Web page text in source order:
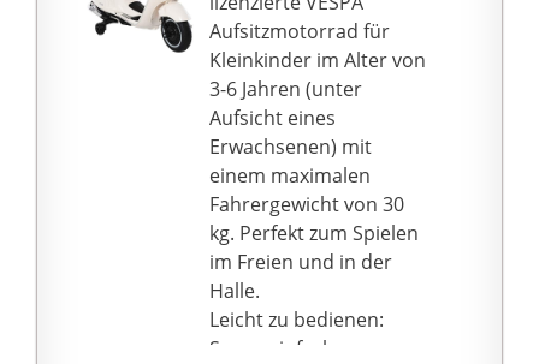
verschleißfest wie die
üblichen Gummireifen,
aber Reifenpannen
gehören der
Vergangenheit an!
Details. Er hat eine
ergonomische
Sitzfläche, einen kleinen
Wendekreis, eine
Anhängerkupplung
vorne und hinten,
sowie abriebfeste
Räder
BIG Markenqualität -
Robustheit, Stärke und
Widerstandsfähigkeit
sind die Kern-Werte der
Aufsitzmotorrad für
Kleinkinder im Alter von
3-6 Jahren (unter
Aufsicht eines
Erwachsenen) mit
einem maximalen
Fahrergewicht von 30
kg. Perfekt zum Spielen
im Freien und in der
Halle.
Leicht zu bedienen:
Super einfach zu